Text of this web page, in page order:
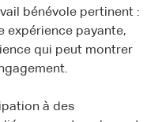
bénévole pertinent :
expérience payante,
qui peut montrer
à des